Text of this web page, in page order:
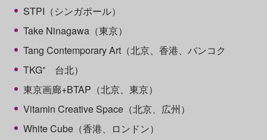
STPI（シンガポール）
Take Ninagawa（東京）
Tang Contemporary Art（北京、香港、バンコク
TKG⁺台北）
東京画廊+BTAP（北京、東京）
Vitamin Creative Space（北京、広州）
White Cube（香港、ロンドン）